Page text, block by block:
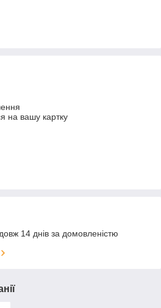
на вашу картку
14 днів за домовленістю